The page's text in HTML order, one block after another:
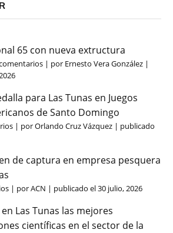
65 con nueva extructura
| por Ernesto Vera González |
para Las Tunas en Juegos
de Santo Domingo
| porOrlando Cruz Vázquez | publicado
de captura en empresa pesquera
| porACN | publicado el 30 julio, 2026
Las Tunas las mejores
científicas en el sector de la